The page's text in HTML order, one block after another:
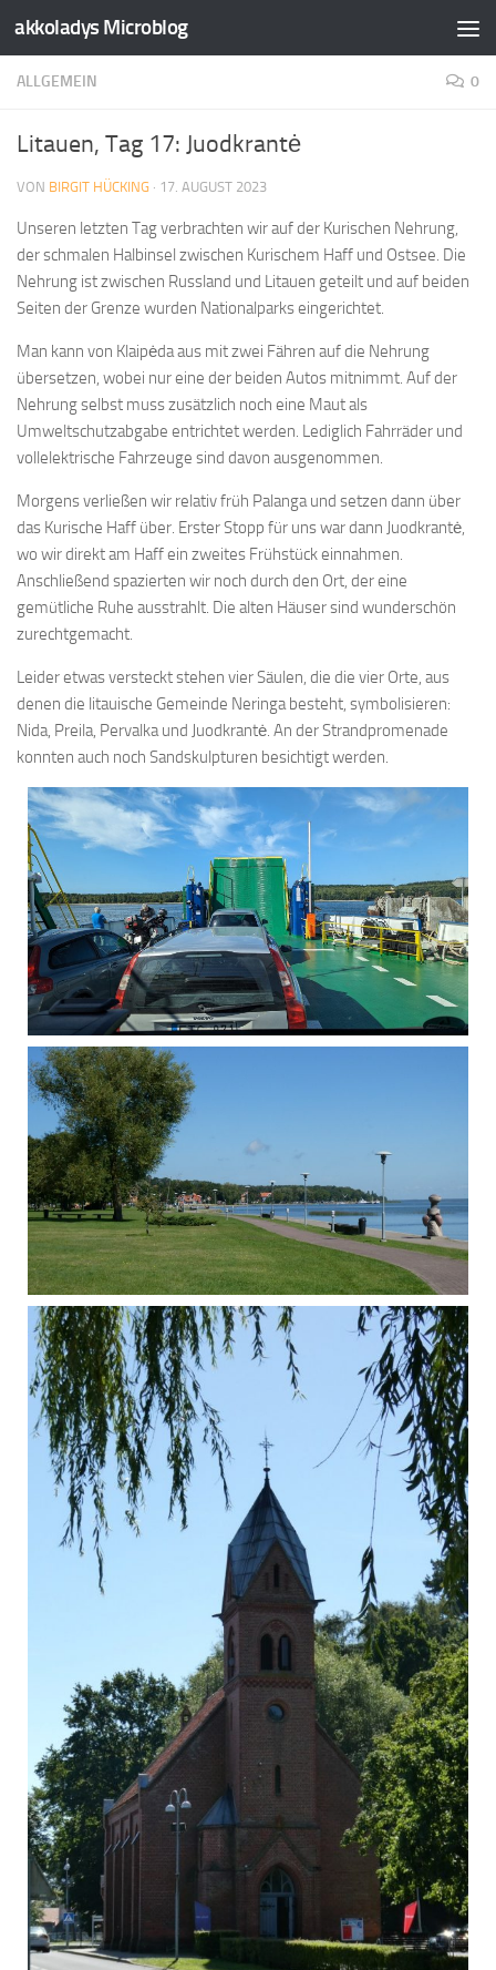
Zum Inhalt springen
akkoladys Microblog
ALLGEMEIN 0
Litauen, Tag 17: Juodkrantė
VON BIRGIT HÜCKING · 17. AUGUST 2023
Unseren letzten Tag verbrachten wir auf der Kurischen Nehrung,
der schmalen Halbinsel zwischen Kurischem Haff und Ostsee. Die
Nehrung ist zwischen Russland und Litauen geteilt und auf beiden
Seiten der Grenze wurden Nationalparks eingerichtet.
Man kann von Klaipėda aus mit zwei Fähren auf die Nehrung
übersetzen, wobei nur eine der beiden Autos mitnimmt. Auf der
Nehrung selbst muss zusätzlich noch eine Maut als
Umweltschutzabgabe entrichtet werden. Lediglich Fahrräder und
vollelektrische Fahrzeuge sind davon ausgenommen.
Morgens verließen wir relativ früh Palanga und setzen dann über
das Kurische Haff über. Erster Stopp für uns war dann Juodkrantė,
wo wir direkt am Haff ein zweites Frühstück einnahmen.
Anschließend spazierten wir noch durch den Ort, der eine
gemütliche Ruhe ausstrahlt. Die alten Häuser sind wunderschön
zurechtgemacht.
Leider etwas versteckt stehen vier Säulen, die die vier Orte, aus
denen die litauische Gemeinde Neringa besteht, symbolisieren:
Nida, Preila, Pervalka und Juodkrantė. An der Strandpromenade
konnten auch noch Sandskulpturen besichtigt werden.